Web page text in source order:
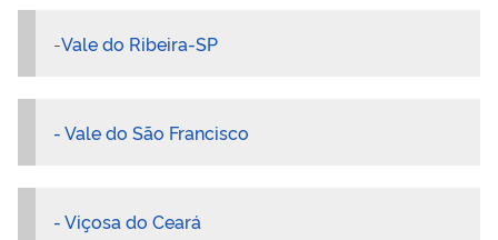
-Vale do Ribeira-SP
- Vale do São Francisco
- Viçosa do Ceará